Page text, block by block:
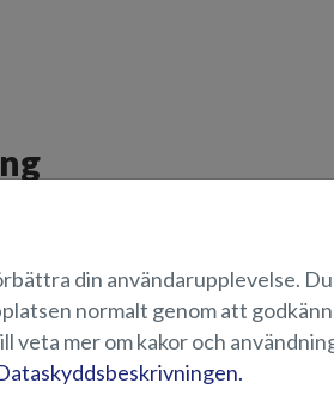
ännu bekvämare, samtidigt som du
din användarupplevelse.
normalt genom att
veta mer om kakor och